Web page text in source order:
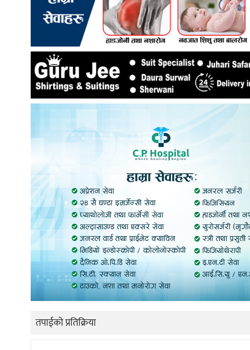
तपाईको प्रतिक्रिया